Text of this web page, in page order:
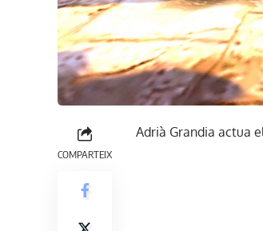
COMPARTEIX
Adrià Grandia actua